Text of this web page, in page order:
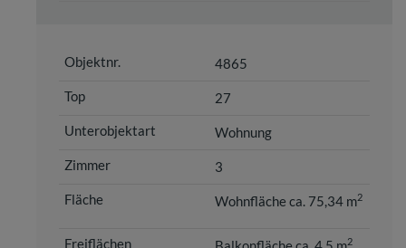
4865
27
Wohnung
3
Wohnfläche ca. 75,34 m2
2